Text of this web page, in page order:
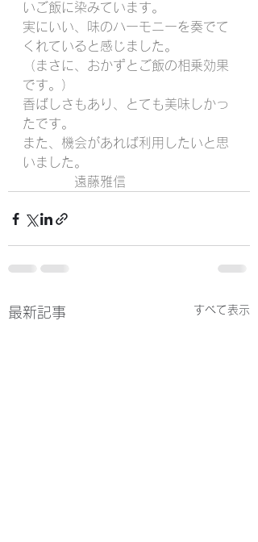
いご飯に染みています。
実にいい、味のハーモニーを奏でて
くれていると感じました。
（まさに、おかずとご飯の相乗効果
です。）
香ばしさもあり、とても美味しかっ
たです。
また、機会があれば利用したいと思
いました。
遠藤雅信
最新記事 すべて表示